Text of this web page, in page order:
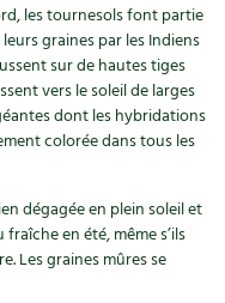
les tournesols font partie
graines par les Indiens
sur de hautes tiges
vers le soleil de larges
dont les hybridations
colorée dans tous les
dégagée en plein soleil et
en été, même s’ils
Les graines mûres se